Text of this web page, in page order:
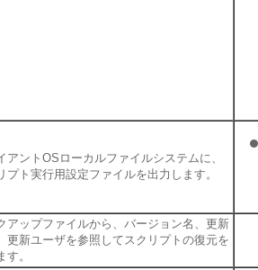
アントOSローカルファイルシステムに、
プト実行用設定ファイルを出力します。
アップファイルから、バージョン名、更新
更新ユーザを参照してスクリプトの復元を
す。